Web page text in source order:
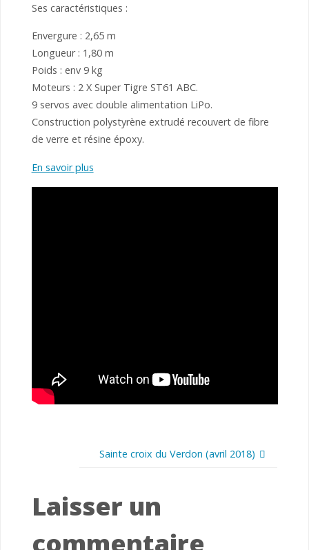
Ses caractéristiques :
Envergure : 2,65 m
Longueur : 1,80 m
Poids : env 9 kg
Moteurs : 2 X Super Tigre ST61 ABC.
9 servos avec double alimentation LiPo.
Construction polystyrène extrudé recouvert de fibre
de verre et résine époxy.
En savoir plus
Sainte croix du Verdon (avril 2018)
Laisser un